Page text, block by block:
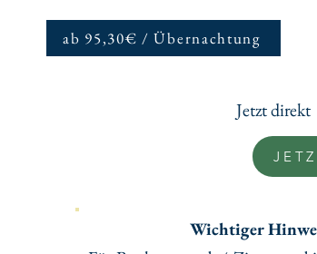
ab 95,30€ / Übernachtung
Jetzt direkt
Wichtiger